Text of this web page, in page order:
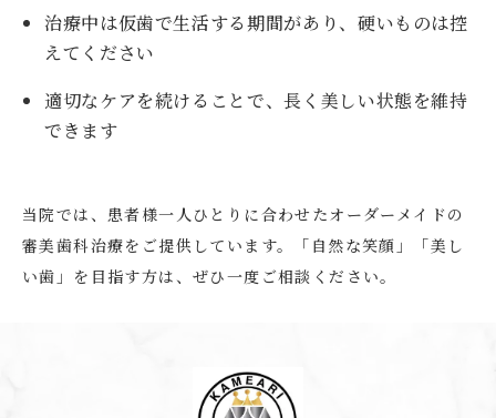
治療中は仮歯で生活する期間があり、硬いものは控
えてください
適切なケアを続けることで、長く美しい状態を維持
できます
当院では、患者様一人ひとりに合わせたオーダーメイドの
審美歯科治療をご提供しています。「自然な笑顔」「美し
い歯」を目指す方は、ぜひ一度ご相談ください。